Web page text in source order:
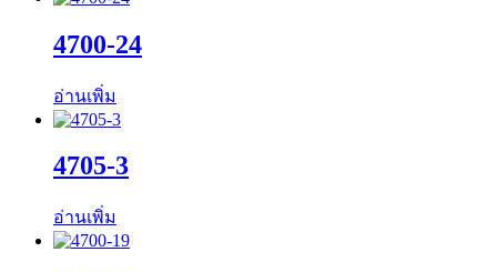
4700-24
อ่านเพิ่ม
4705-3
อ่านเพิ่ม